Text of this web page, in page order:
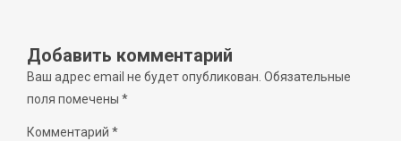
Добавить комментарий
Ваш адрес email не будет опубликован. Обязательные
поля помечены *
Комментарий *